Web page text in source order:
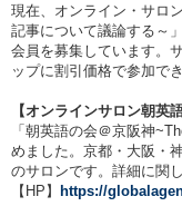
現在、オンライン・サロ
記事について議論する～
会員を募集しています。
ップに割引価格で参加でき
【オンラインサロン朝英
「朝英語の会＠京阪神
めました。京都・大阪・
のサロンです。詳細に関
【HP】
https://